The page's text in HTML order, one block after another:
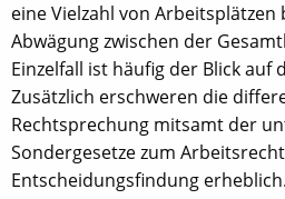
eine Vielzahl von
Abwägung zwischen der
Einzelfall ist häufig der Blick auf
Zusätzlich erschweren die
Rechtsprechung mitsamt der
Sondergesetze zum
Entscheidungsfindung erheblich.